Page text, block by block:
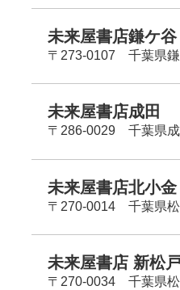
未来屋書店鎌ケ谷
〒273-0107 千葉県
未来屋書店成田
〒286-0029 千葉県
未来屋書店北小金
〒270-0014 千葉県
未来屋書店 新松
〒270-0034 千葉県松